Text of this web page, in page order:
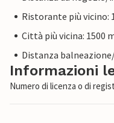
Ristorante più vicino:
Città più vicina: 1500
Distanza
Informazioni
Numero di licenza o di